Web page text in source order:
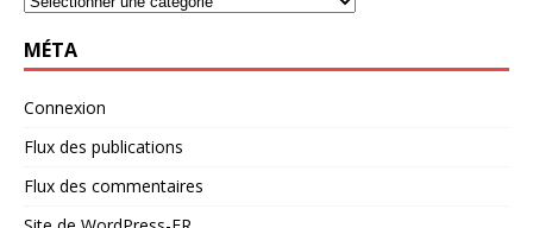
MÉTA
Connexion
Flux des publications
Flux des commentaires